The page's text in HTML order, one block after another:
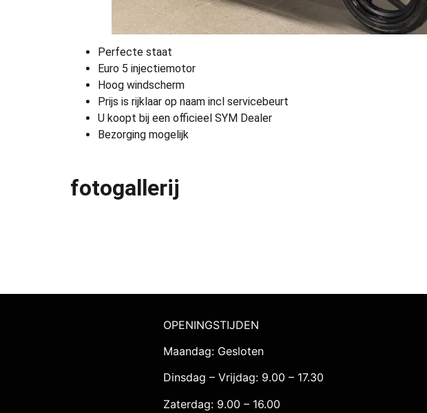
Perfecte staat
Euro 5 injectiemotor
Hoog windscherm
Prijs is rijklaar op naam incl servicebeurt
U koopt bij een officieel SYM Dealer
Bezorging mogelijk
fotogallerij
OPENINGSTIJDEN
Maandag: Gesloten
Dinsdag – Vrijdag: 9.00 – 17.30
Zaterdag: 9.00 – 16.00